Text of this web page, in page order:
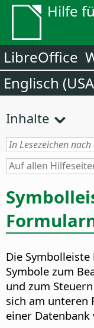
Hilfe
LibreOffice
Englisch
Inhalte
Die Symbolleiste
Symbole zum
und zum
sich am unteren
einer